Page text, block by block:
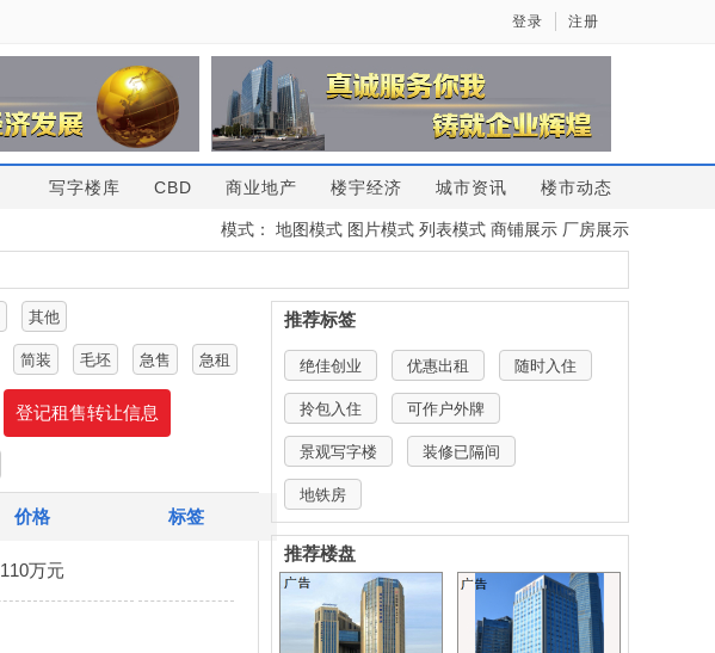
登录 注册
楼市动态
城市资讯
楼宇经济
商业地产
CBD
写字楼库
模式： 地图模式 图片模式 列表模式 商铺展示 厂房展示
其他
简装 毛坯 急售 急租
登记租售转让信息
价格 标签
110万元
推荐标签
绝佳创业 优惠出租 随时入住
拎包入住 可作户外牌
景观写字楼 装修已隔间
地铁房
推荐楼盘